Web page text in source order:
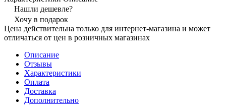
Нашли дешевле?
Хочу в подарок
Цена действительна только для интернет-магазина и может
отличаться от цен в розничных магазинах
Описание
Отзывы
Характеристики
Оплата
Доставка
Дополнительно